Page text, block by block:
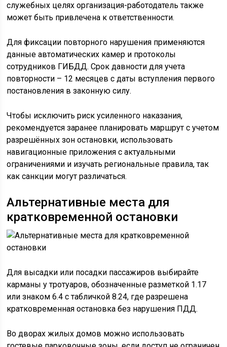
служебных целях организация-работодатель также
может быть привлечена к ответственности.
Для фиксации повторного нарушения применяются
данные автоматических камер и протоколы
сотрудников ГИБДД. Срок давности для учета
повторности – 12 месяцев с даты вступления первого
постановления в законную силу.
Чтобы исключить риск усиленного наказания,
рекомендуется заранее планировать маршрут с учетом
разрешённых зон остановки, использовать
навигационные приложения с актуальными
ограничениями и изучать региональные правила, так
как санкции могут различаться.
Альтернативные места для
кратковременной остановки
Для высадки или посадки пассажиров выбирайте
карманы у тротуаров, обозначенные разметкой 1.17
или знаком 6.4 с табличкой 8.24, где разрешена
кратковременная остановка без нарушения ПДД.
Во дворах жилых домов можно использовать